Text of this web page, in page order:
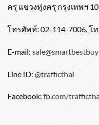
ครุ แขวงทุ่งครุ กรุงเทพฯ
โทรศัพท์: 02-114-7006, โ
E-mail:
Line ID: @trafficthai
Facebook: fb.com/